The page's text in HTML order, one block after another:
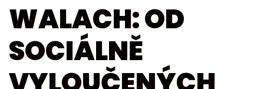
WALACH: OD
SOCIÁLNĚ